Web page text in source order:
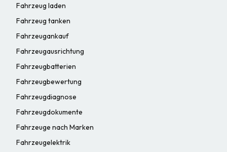
Fahrzeug laden
Fahrzeug tanken
Fahrzeugankauf
Fahrzeugausrichtung
Fahrzeugbatterien
Fahrzeugbewertung
Fahrzeugdiagnose
Fahrzeugdokumente
Fahrzeuge nach Marken
Fahrzeugelektrik